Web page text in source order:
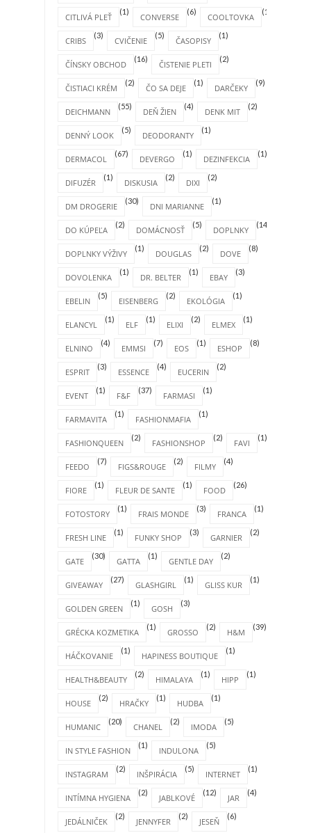
CITLIVÁ PLEŤ
(1)
CONVERSE
(6)
COOLTOVKA
(1)
CRIBS
(3)
CVIČENIE
(5)
ČASOPISY
(1)
ČÍNSKY OBCHOD
(16)
ČISTENIE PLETI
(2)
ČISTIACI KRÉM
(2)
ČO SA DEJE
(1)
DARČEKY
(9)
DEICHMANN
(55)
DEŇ ŽIEN
(4)
DENK MIT
(2)
DENNÝ LOOK
(5)
DEODORANTY
(1)
DERMACOL
(67)
DEVERGO
(1)
DEZINFEKCIA
(1)
DIFUZÉR
(1)
DISKUSIA
(2)
DIXI
(2)
DM DROGERIE
(30)
DNI MARIANNE
(1)
DO KÚPEĽA
(2)
DOMÁCNOSŤ
(5)
DOPLNKY
(14)
DOPLNKY VÝŽIVY
(1)
DOUGLAS
(2)
DOVE
(8)
DOVOLENKA
(1)
DR. BELTER
(1)
EBAY
(3)
EBELIN
(5)
EISENBERG
(2)
EKOLÓGIA
(1)
ELANCYL
(1)
ELF
(1)
ELIXI
(2)
ELMEX
(1)
ELNINO
(4)
EMMSI
(7)
EOS
(1)
ESHOP
(8)
ESPRIT
(3)
ESSENCE
(4)
EUCERIN
(2)
EVENT
(1)
F&F
(37)
FARMASI
(1)
FARMAVITA
(1)
FASHIONMAFIA
(1)
FASHIONQUEEN
(2)
FASHIONSHOP
(2)
FAVI
(1)
FEEDO
(7)
FIGS&ROUGE
(2)
FILMY
(4)
FIORE
(1)
FLEUR DE SANTE
(1)
FOOD
(26)
FOTOSTORY
(1)
FRAIS MONDE
(3)
FRANCA
(1)
FRESH LINE
(1)
FUNKY SHOP
(3)
GARNIER
(2)
GATE
(30)
GATTA
(1)
GENTLE DAY
(2)
GIVEAWAY
(27)
GLASHGIRL
(1)
GLISS KUR
(1)
GOLDEN GREEN
(1)
GOSH
(3)
GRÉCKA KOZMETIKA
(1)
GROSSO
(2)
H&M
(39)
HÁČKOVANIE
(1)
HAPINESS BOUTIQUE
(1)
HEALTH&BEAUTY
(2)
HIMALAYA
(1)
HIPP
(1)
HOUSE
(2)
HRAČKY
(1)
HUDBA
(1)
HUMANIC
(20)
CHANEL
(2)
IMODA
(5)
IN STYLE FASHION
(1)
INDULONA
(5)
INSTAGRAM
(2)
INŠPIRÁCIA
(5)
INTERNET
(1)
INTÍMNA HYGIENA
(2)
JABLKOVÉ
(12)
JAR
(4)
JEDÁLNIČEK
(2)
JENNYFER
(2)
JESEŇ
(6)